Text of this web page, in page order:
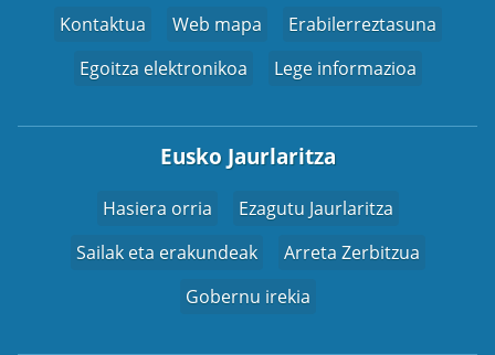
Kontaktua Web mapa
Erabilerreztasuna
Egoitza elektronikoa
Lege informazioa
Eusko Jaurlaritza
Hasiera orria
Ezagutu Jaurlaritza
Sailak eta erakundeak
Arreta Zerbitzua
Gobernu irekia